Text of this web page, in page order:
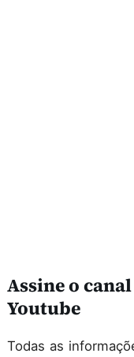
Assine o
Youtube
Todas as